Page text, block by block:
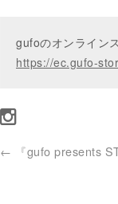
gufoのオンライン
https://ec.gufo-
← 『gufo presents